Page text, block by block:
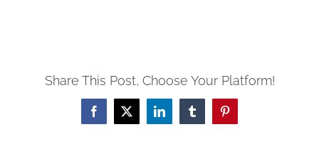
Share This Post, Choose Your Platform!
Facebook
X LinkedInTumblrPinterest